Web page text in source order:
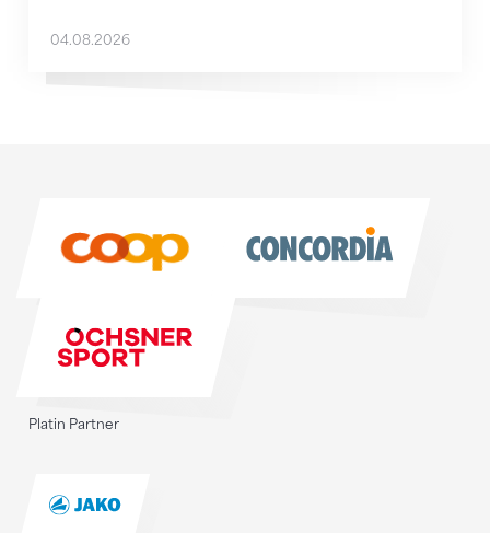
04.08.2026
Platin Partner